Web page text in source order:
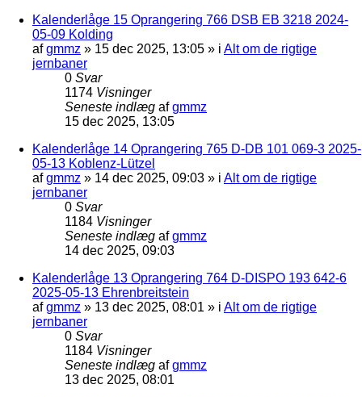
Kalenderlåge 15 Oprangering 766 DSB EB 3218 2024-
05-09 Kolding
afgmmz » 15 dec 2025, 13:05 » i Alt om de rigtige
jernbaner
0 Svar
1174 Visninger
Seneste indlæg afgmmz
15 dec 2025, 13:05
Kalenderlåge 14 Oprangering 765 D-DB 101 069-3 2025-
05-13 Koblenz-Lützel
afgmmz » 14 dec 2025, 09:03 » i Alt om de rigtige
jernbaner
0 Svar
1184 Visninger
Seneste indlæg afgmmz
14 dec 2025, 09:03
Kalenderlåge 13 Oprangering 764 D-DISPO 193 642-6
2025-05-13 Ehrenbreitstein
afgmmz » 13 dec 2025, 08:01 » i Alt om de rigtige
jernbaner
0 Svar
1184 Visninger
Seneste indlæg afgmmz
13 dec 2025, 08:01